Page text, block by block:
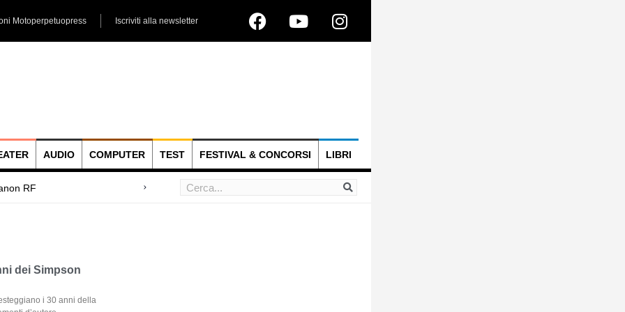
Motoperpetuopress Iscriviti alla newsletter
AUDIO COMPUTER TEST FESTIVAL & CONCORSI LIBRI
dei Simpson
i 30 anni della